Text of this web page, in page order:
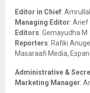
o
r
:
Editor in Chief:
Managing Editor: Arief
Editors: Gemayudha M
Reporters: Rafiki
Masaraafi Media,
Administrative &
Marketing Manager: